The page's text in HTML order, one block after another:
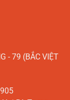
- 79 (BẮC VIỆT